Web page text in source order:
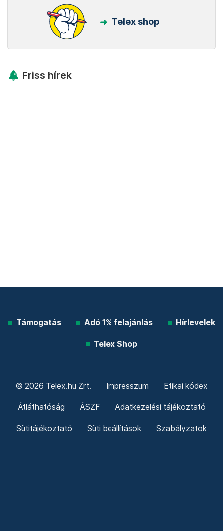
Telex shop
Friss hírek
Támogatás Adó 1% felajánlás Hírlevelek
Telex Shop
© 2026 Telex.hu Zrt. Impresszum Etikai kódex
Átláthatóság ÁSZF Adatkezelési tájékoztató
Sütitájékoztató Süti beállítások Szabályzatok